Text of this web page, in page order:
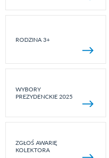
RODZINA 3+
WYBORY
PREZYDENCKIE 2025
ZGŁOŚ AWARIĘ
KOLEKTORA